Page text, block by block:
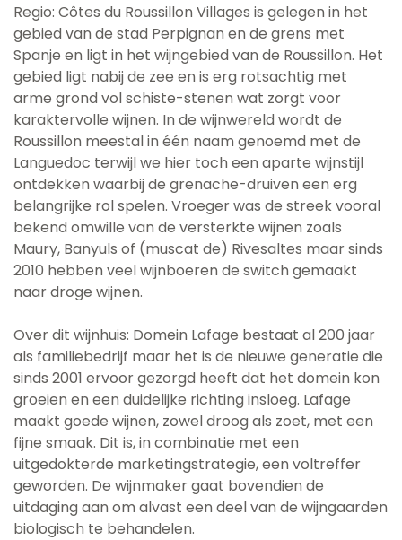
Regio: Côtes du Roussillon Villages is gelegen in het
gebied van de stad Perpignan en de grens met
Spanje en ligt in het wijngebied van de Roussillon. Het
gebied ligt nabij de zee en is erg rotsachtig met
arme grond vol schiste-stenen wat zorgt voor
karaktervolle wijnen. In de wijnwereld wordt de
Roussillon meestal in één naam genoemd met de
Languedoc terwijl we hier toch een aparte wijnstijl
ontdekken waarbij de grenache-druiven een erg
belangrijke rol spelen. Vroeger was de streek vooral
bekend omwille van de versterkte wijnen zoals
Maury, Banyuls of (muscat de) Rivesaltes maar sinds
2010 hebben veel wijnboeren de switch gemaakt
naar droge wijnen.
Over dit wijnhuis: Domein Lafage bestaat al 200 jaar
als familiebedrijf maar het is de nieuwe generatie die
sinds 2001 ervoor gezorgd heeft dat het domein kon
groeien en een duidelijke richting insloeg. Lafage
maakt goede wijnen, zowel droog als zoet, met een
fijne smaak. Dit is, in combinatie met een
uitgedokterde marketingstrategie, een voltreffer
geworden. De wijnmaker gaat bovendien de
uitdaging aan om alvast een deel van de wijngaarden
biologisch te behandelen.